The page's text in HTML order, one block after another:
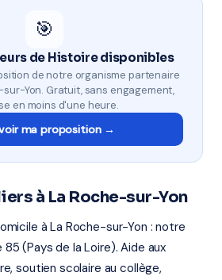
🎯
de Histoire disponibles
de notre organisme partenaire
sur-Yon. Gratuit, sans engagement,
en moins d'une heure.
ma proposition →
à La Roche-sur-Yon
à La Roche-sur-Yon : notre
(Pays de la Loire). Aide aux
soutien scolaire au collège,